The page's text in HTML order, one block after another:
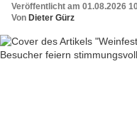
Veröffentlicht am 01.08.2026
Von Dieter Gürz